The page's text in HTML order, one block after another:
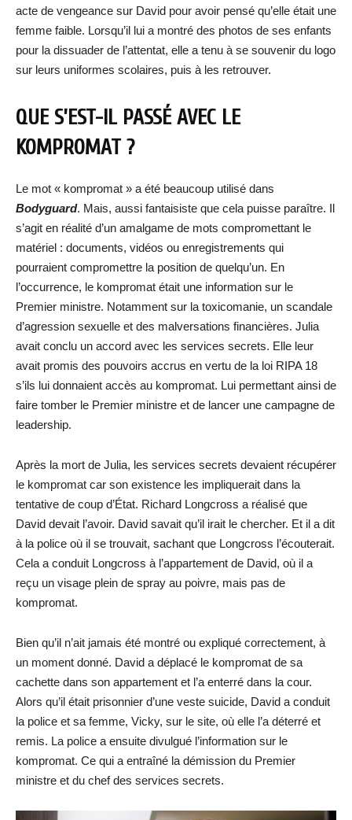
acte de vengeance sur David pour avoir pensé qu’elle était une
femme faible. Lorsqu’il lui a montré des photos de ses enfants
pour la dissuader de l’attentat, elle a tenu à se souvenir du logo
sur leurs uniformes scolaires, puis à les retrouver.
QUE S’EST-IL PASSÉ AVEC LE
KOMPROMAT ?
Le mot « kompromat » a été beaucoup utilisé dans
Bodyguard. Mais, aussi fantaisiste que cela puisse paraître. Il
s’agit en réalité d’un amalgame de mots compromettant le
matériel : documents, vidéos ou enregistrements qui
pourraient compromettre la position de quelqu’un. En
l’occurrence, le kompromat était une information sur le
Premier ministre. Notamment sur la toxicomanie, un scandale
d’agression sexuelle et des malversations financières. Julia
avait conclu un accord avec les services secrets. Elle leur
avait promis des pouvoirs accrus en vertu de la loi RIPA 18
s’ils lui donnaient accès au kompromat. Lui permettant ainsi de
faire tomber le Premier ministre et de lancer une campagne de
leadership.
Après la mort de Julia, les services secrets devaient récupérer
le kompromat car son existence les impliquerait dans la
tentative de coup d’État. Richard Longcross a réalisé que
David devait l’avoir. David savait qu’il irait le chercher. Et il a dit
à la police où il se trouvait, sachant que Longcross l’écouterait.
Cela a conduit Longcross à l’appartement de David, où il a
reçu un visage plein de spray au poivre, mais pas de
kompromat.
Bien qu’il n’ait jamais été montré ou expliqué correctement, à
un moment donné. David a déplacé le kompromat de sa
cachette dans son appartement et l’a enterré dans la cour.
Alors qu’il était prisonnier d’une veste suicide, David a conduit
la police et sa femme, Vicky, sur le site, où elle l’a déterré et
remis. La police a ensuite divulgué l’information sur le
kompromat. Ce qui a entraîné la démission du Premier
ministre et du chef des services secrets.